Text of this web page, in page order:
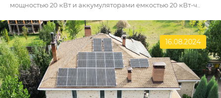
мощностью 20 кВт и аккумуляторами емкостью 20 кВт-ч..
16.08.2024